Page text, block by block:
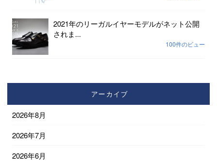
2021年のリーガルイヤーモデルがネット公開
されま...
100件のビュー
アーカイブ
2026年8月
2026年7月
2026年6月